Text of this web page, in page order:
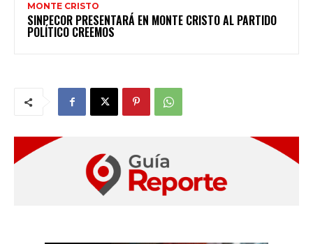
MONTE CRISTO
SINPECOR PRESENTARÁ EN MONTE CRISTO AL PARTIDO
POLÍTICO CREEMOS